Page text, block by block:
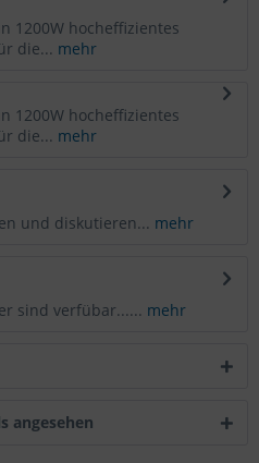
1200W hocheffizientes
die... mehr
1200W hocheffizientes
die... mehr
und diskutieren... mehr
sind verfübar...... mehr
angesehen